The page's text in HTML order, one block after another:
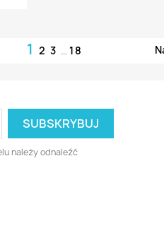
1 2 3 … 18
należy odnaleźć